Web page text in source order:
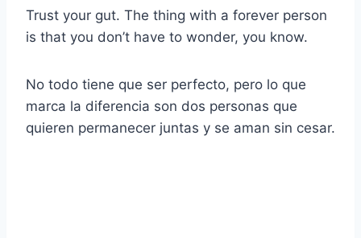
Trust your gut. The thing with a forever person
is that you don’t have to wonder, you know.
No todo tiene que ser perfecto, pero lo que
marca la diferencia son dos personas que
quieren permanecer juntas y se aman sin cesar.